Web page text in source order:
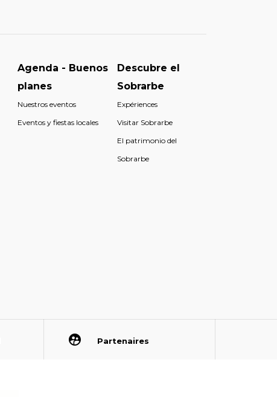
Agenda - Buenos
planes
Nuestros eventos
Eventos y fiestas locales
Descubre el
Sobrarbe
Expériences
Visitar Sobrarbe
El patrimonio del
Sobrarbe
Partenaires